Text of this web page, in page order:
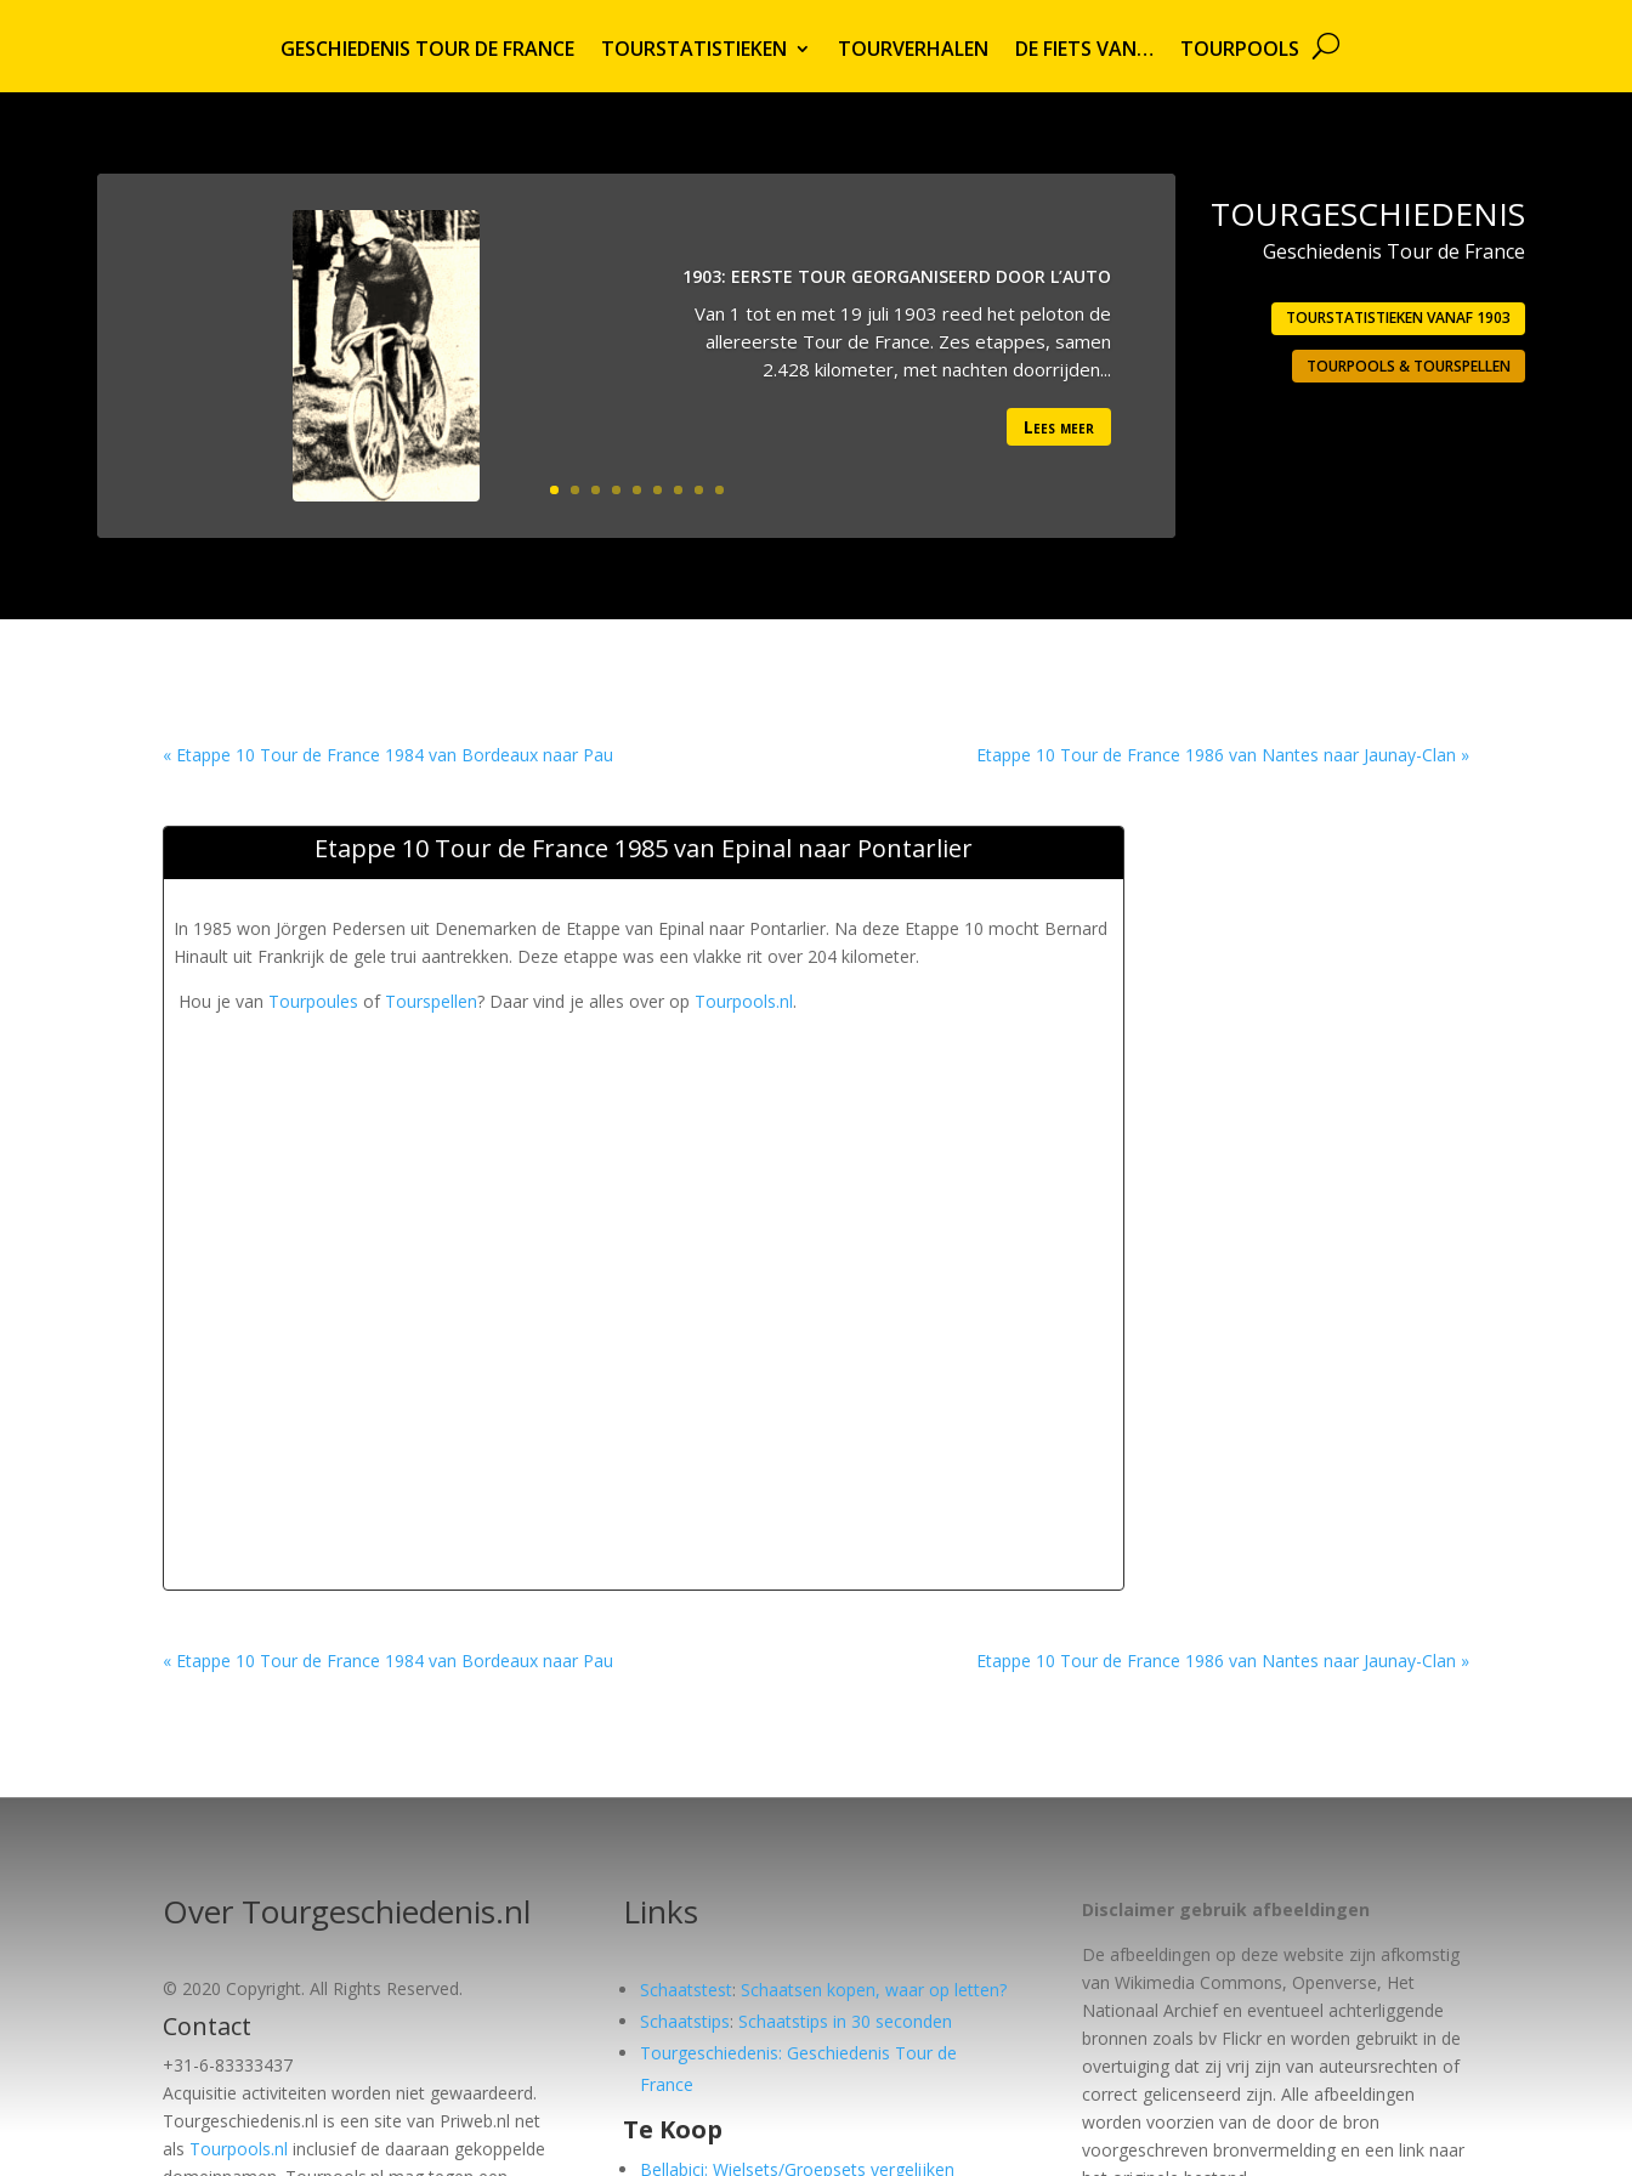
GESCHIEDENIS TOUR DE FRANCE TOURSTATISTIEKEN TOURVERHALEN DE FIETS VAN… TOURPOOLS
1903: EERSTE TOUR GEORGANISEERD DOOR L’AUTO
Van 1 tot en met 19 juli 1903 reed het peloton de
allereerste Tour de France. Zes etappes, samen
2.428 kilometer, met nachten doorrijden...
Lees meer
TOURGESCHIEDENIS
Geschiedenis Tour de France
TOURSTATISTIEKEN VANAF 1903
TOURPOOLS & TOURSPELLEN
« Etappe 10 Tour de France 1984 van Bordeaux naar Pau Etappe 10 Tour de France 1986 van Nantes naar Jaunay-Clan »
Etappe 10 Tour de France 1985 van Epinal naar Pontarlier
In 1985 won Jörgen Pedersen uit Denemarken de Etappe van Epinal naar Pontarlier. Na deze Etappe 10 mocht Bernard
Hinault uit Frankrijk de gele trui aantrekken. Deze etappe was een vlakke rit over 204 kilometer.
Hou je van Tourpoules of Tourspellen? Daar vind je alles over op Tourpools.nl.
« Etappe 10 Tour de France 1984 van Bordeaux naar Pau Etappe 10 Tour de France 1986 van Nantes naar Jaunay-Clan »
Over Tourgeschiedenis.nl
© 2020 Copyright. All Rights Reserved.
Contact
+31-6-83333437
Acquisitie activiteiten worden niet gewaardeerd.
Tourgeschiedenis.nl is een site van Priweb.nl net
als Tourpools.nl inclusief de daaraan gekoppelde
Links
Schaatstest: Schaatsen kopen, waar op letten?
Schaatstips: Schaatstips in 30 seconden
Tourgeschiedenis: Geschiedenis Tour de
France
Te Koop
Bellabici: Wielsets/Groepsets vergelijken
Disclaimer gebruik afbeeldingen
De afbeeldingen op deze website zijn afkomstig
van Wikimedia Commons, Openverse, Het
Nationaal Archief en eventueel achterliggende
bronnen zoals bv Flickr en worden gebruikt in de
overtuiging dat zij vrij zijn van auteursrechten of
correct gelicenseerd zijn. Alle afbeeldingen
worden voorzien van de door de bron
voorgeschreven bronvermelding en een link naar